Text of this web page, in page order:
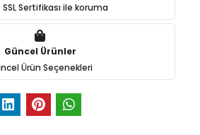
Sertifikası ile koruma
Güncel Ürünler
Ürün Seçenekleri